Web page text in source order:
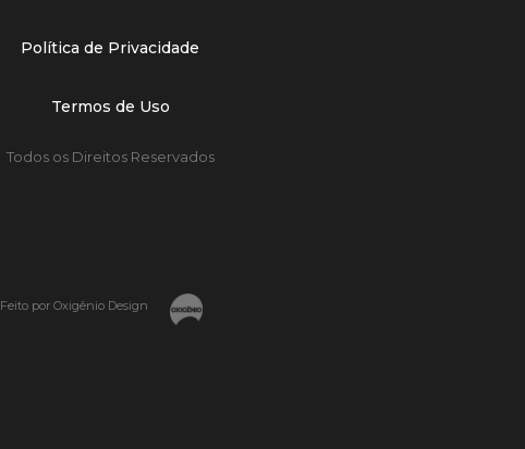
Política de Privacidade
Termos de Uso
Todos os Direitos Reservados
Feito por Oxigênio Design